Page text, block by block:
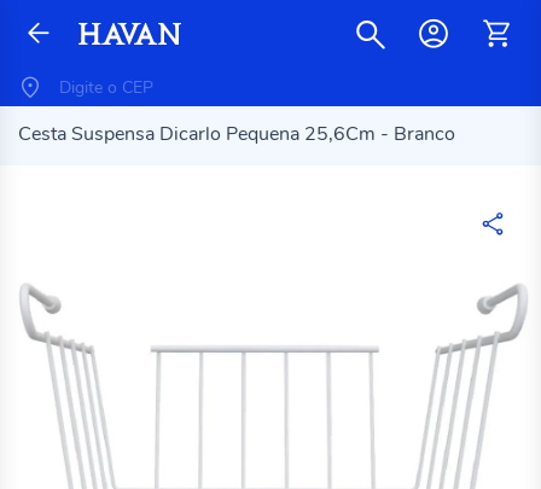
Cesta Suspensa Dicarlo Pequena 25,6Cm - Branco